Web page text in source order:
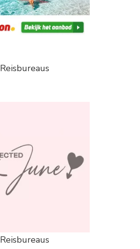
Reisbureaus
Reisbureaus